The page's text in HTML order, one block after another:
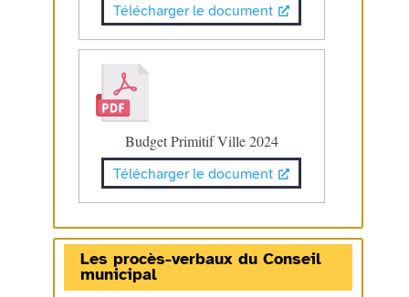
Télécharger le document
Budget Primitif Ville 2024
Télécharger le document
Les procès-verbaux du Conseil
municipal